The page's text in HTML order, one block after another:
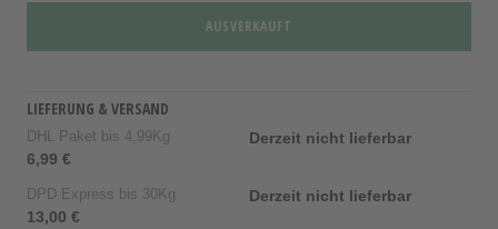
AUSVERKAUFT
LIEFERUNG & VERSAND
DHL Paket bis 4,99Kg
6,99 €
Derzeit nicht lieferbar
DPD Express bis 30Kg
13,00 €
Derzeit nicht lieferbar